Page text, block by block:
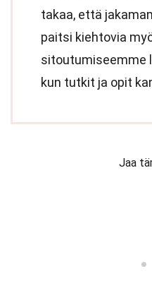
takaa, että
paitsi kiehtovia
sitoutumiseemme
kun tutkit ja opit
Jaa